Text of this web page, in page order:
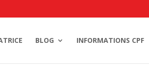
BLOG INFORMATIONS CPF